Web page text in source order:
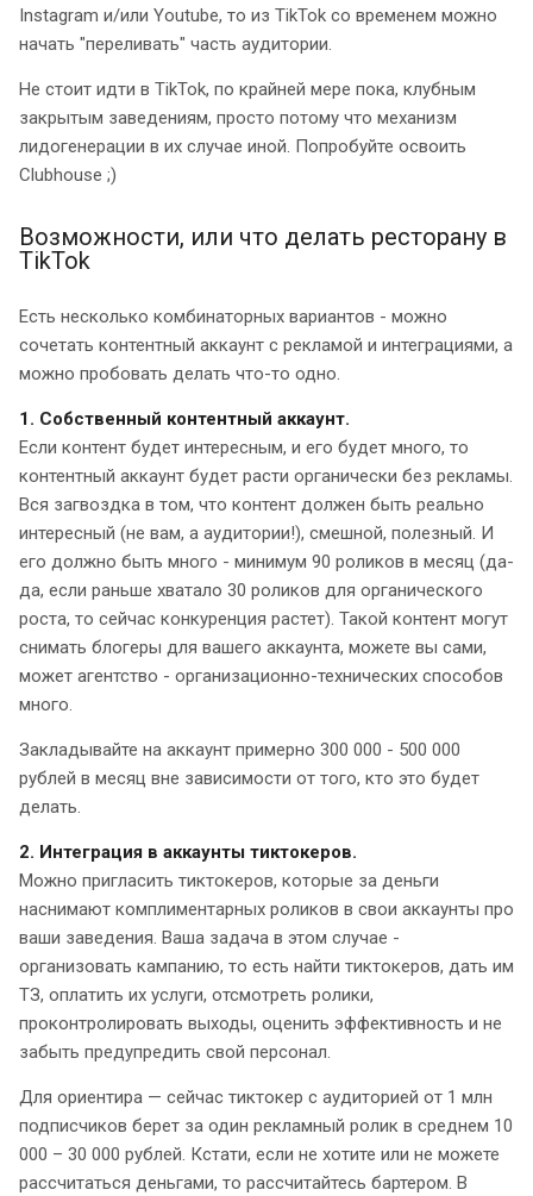
Instagram и/или Youtube, то из TikTok со временем можно
начать "переливать" часть аудитории.
Не стоит идти в TikTok, по крайней мере пока, клубным
закрытым заведениям, просто потому что механизм
лидогенерации в их случае иной. Попробуйте освоить
Clubhouse ;)
Возможности, или что делать ресторану в
TikTok
Есть несколько комбинаторных вариантов - можно
сочетать контентный аккаунт с рекламой и интеграциями, а
можно пробовать делать что-то одно.
1. Собственный контентный аккаунт.
Если контент будет интересным, и его будет много, то
контентный аккаунт будет расти органически без рекламы.
Вся загвоздка в том, что контент должен быть реально
интересный (не вам, а аудитории!), смешной, полезный. И
его должно быть много - минимум 90 роликов в месяц (да-
да, если раньше хватало 30 роликов для органического
роста, то сейчас конкуренция растет). Такой контент могут
снимать блогеры для вашего аккаунта, можете вы сами,
может агентство - организационно-технических способов
много.
Закладывайте на аккаунт примерно 300 000 - 500 000
рублей в месяц вне зависимости от того, кто это будет
делать.
2. Интеграция в аккаунты тиктокеров.
Можно пригласить тиктокеров, которые за деньги
наснимают комплиментарных роликов в свои аккаунты про
ваши заведения. Ваша задача в этом случае -
организовать кампанию, то есть найти тиктокеров, дать им
ТЗ, оплатить их услуги, отсмотреть ролики,
проконтролировать выходы, оценить эффективность и не
забыть предупредить свой персонал.
Для ориентира — сейчас тиктокер с аудиторией от 1 млн
подписчиков берет за один рекламный ролик в среднем 10
000 – 30 000 рублей. Кстати, если не хотите или не можете
рассчитаться деньгами, то рассчитайтесь бартером. В